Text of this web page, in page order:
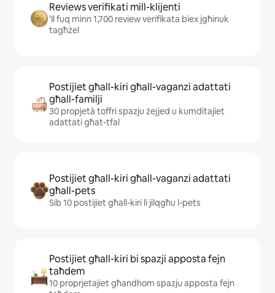
Reviews verifikati mill-klijenti
'Il fuq minn 1,700 review verifikata biex jgħinuk
tagħżel
Postijiet għall-kiri għall-vaganzi adattati
għall-familji
30 propjetà toffri spazju żejjed u kumditajiet
adattati għat-tfal
Postijiet għall-kiri għall-vaganzi adattati
għall-pets
Sib 10 postijiet għall-kiri li jilqgħu l-pets
Postijiet għall-kiri bi spazji apposta fejn
taħdem
10 proprjetajiet għandhom spazju apposta fejn